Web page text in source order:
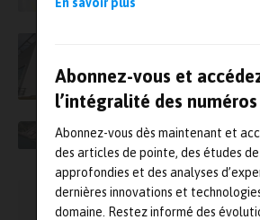
Abonnez-vous et
l’intégralité des numéros
Abonnez-vous dès maintenant et
des articles de pointe, des études de
approfondies et des analyses
dernières innovations et
domaine. Restez informé des
Euriware choisit Micro
l’application de suivi
Matériaux composites :
commune pour le suivi